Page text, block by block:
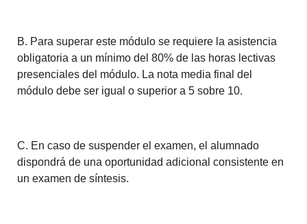
B. Para superar este módulo se requiere la asistencia
obligatoria a un mínimo del 80% de las horas lectivas
presenciales del módulo. La nota media final del
módulo debe ser igual o superior a 5 sobre 10.
C. En caso de suspender el examen, el alumnado
dispondrá de una oportunidad adicional consistente en
un examen de síntesis.